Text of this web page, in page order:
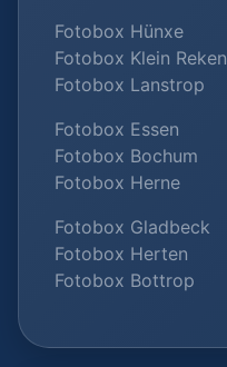
Fotobox Hünxe
Fotobox Klein Reken
Fotobox Lanstrop
Fotobox Essen
Fotobox Bochum
Fotobox Herne
Fotobox Gladbeck
Fotobox Herten
Fotobox Bottrop